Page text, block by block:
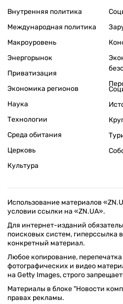
Внутренняя политика
Международная политика
Макроуровень
Энергорынок
Приватизация
Экономика регионов
Наука
Технологии
Среда обитания
Церковь
Культура
Использование материалов
условии ссылки на «ZN.UA».
Для интернет-изданий
поисковых систем, гиперссылка
конкретный материал.
Любое копирование,
фотографических и видео
на Getty Images, строго
Материалы в блоке "Новости
правах рекламы.